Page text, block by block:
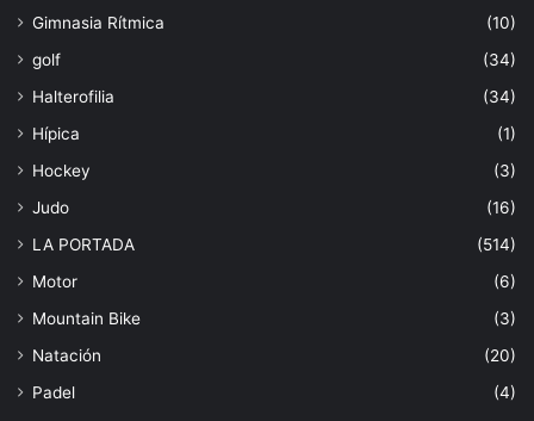
Gimnasia Rítmica
(10)
golf
(34)
Halterofilia
(34)
Hípica
(1)
Hockey
(3)
Judo
(16)
LA PORTADA
(514)
Motor
(6)
Mountain Bike
(3)
Natación
(20)
Padel
(4)